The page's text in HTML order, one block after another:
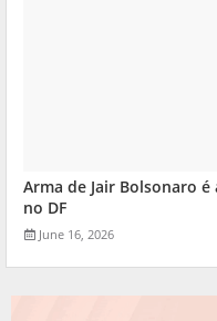
Arma de Jair Bolsonaro
no DF
June 16, 2026